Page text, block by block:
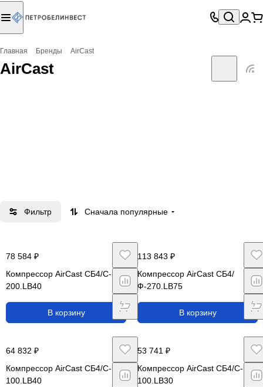
Главная Бренды AirCast
AirCast
Фильтр Сначала популярные
78 584 ₽
Компрессор AirCast CБ4/C-
200.LB40
В корзину
113 843 ₽
Компрессор AirCast CБ4/
Ф-270.LB75
В корзину
64 832 ₽
Компрессор AirCast CБ4/C-
100.LB40
53 741 ₽
Компрессор AirCast CБ4/C-
100.LB30